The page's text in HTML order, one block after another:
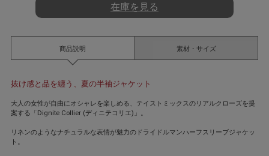
在庫を見る
商品説明
抜け感と品を纏う、夏の半袖ジャケット
大人の女性が自由にオシャレを楽しめる、テイストミックスのリアルクローズを提
案する「Dignite Collier (ディニテコリエ)」。
リネンのようなナチュラルな表情が魅力のドライドルマンハーフスリーブジャケッ
ト。
素材・サイズ